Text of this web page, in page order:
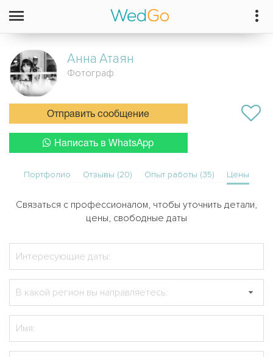
Анна Атаян
Фотограф
Отправить сообщение
Написать в WhatsApp
Портфолио Отзывы (20) Опыт работы (35) Цены
Связаться с профессионалом, чтобы уточнить детали,
цены, свободные даты